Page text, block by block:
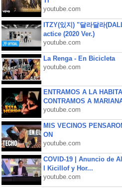
youtube.com
ITZY(있지) "달라달라
actice (2020 Ver.)
youtube.com
La Renga - En Bicicleta
youtube.com
ENTRAMOS A LA
CONTRAMOS A
youtube.com
MIS VECINOS
ON
youtube.com
COVID-19 | Anuncio de
l Kicillof y Hor...
youtube.com